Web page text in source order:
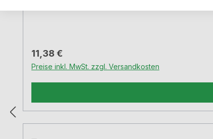
Regulärer Preis:
11,38 €
Preise inkl. MwSt. zzgl. Versandkosten